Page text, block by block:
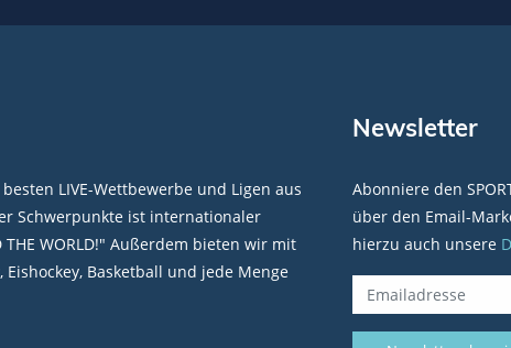
LIVE-Wettbewerbe und Ligen aus
Schwerpunkte ist internationaler
THE WORLD!" Außerdem bieten wir mit
Basketball und jede Menge
Newsletter
Abonniere den
über den Email-
hierzu auch unsere